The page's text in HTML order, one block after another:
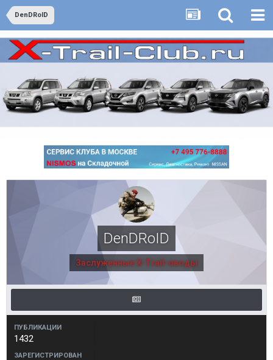
DenDRoID
DenDRoID
Заслуженные X-Trail-оводы
ПУБЛИКАЦИИ
1432
ЗАРЕГИСТРИРОВАН